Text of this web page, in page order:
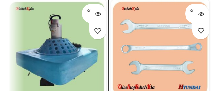
فروخته
شده
فروخته
شده